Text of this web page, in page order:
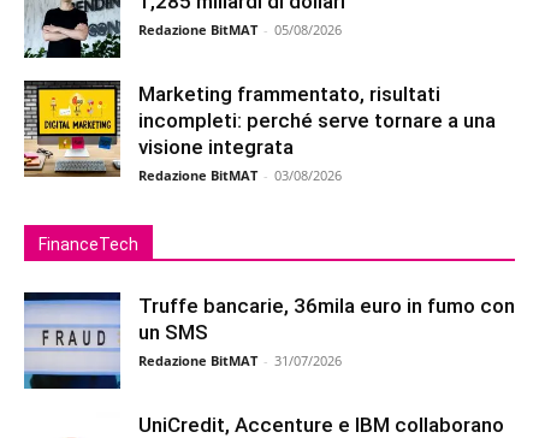
Redazione BitMAT - 05/08/2026
Marketing frammentato, risultati
incompleti: perché serve tornare a una
visione integrata
Redazione BitMAT - 03/08/2026
FinanceTech
Truffe bancarie, 36mila euro in fumo con
un SMS
Redazione BitMAT - 31/07/2026
UniCredit, Accenture e IBM collaborano